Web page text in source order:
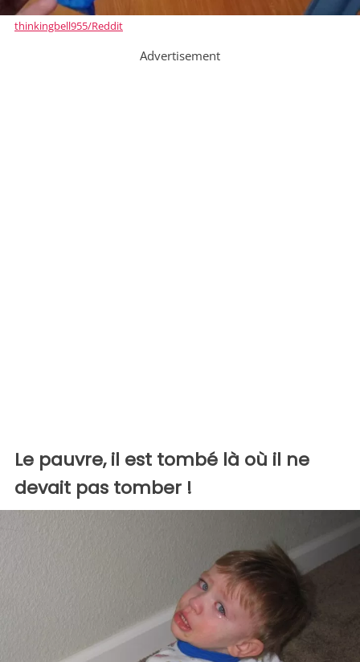
thinkingbell955/Reddit
Advertisement
Le pauvre, il est tombé là où il ne
devait pas tomber !